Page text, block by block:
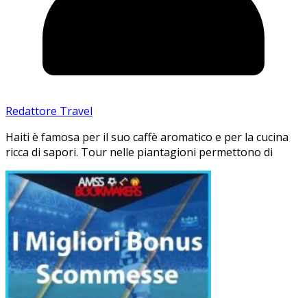
Redattore Travel
Haiti è famosa per il suo caffè aromatico e per la cucina
ricca di sapori. Tour nelle piantagioni permettono di